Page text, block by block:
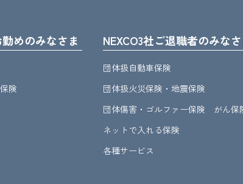
めのみなさま
険
NEXCO3社ご退職者のみな
団体扱自動車保険
団体扱火災保険・地震保険
団体傷害・ゴルファー保険 がん保
ネットで入れる保険
各種サービス